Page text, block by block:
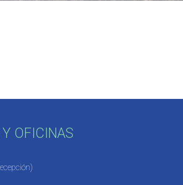
OFICINAS